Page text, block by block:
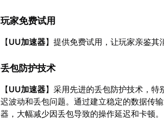
玩家免费试用
【UU加速器】提供免费试用，让玩家亲鉴其
丢包防护技术
【UU加速器】采用先进的丢包防护技术，
迟波动和丢包问题。通过建立稳定的数据传
器，大幅减少因丢包导致的操作延迟和卡顿。